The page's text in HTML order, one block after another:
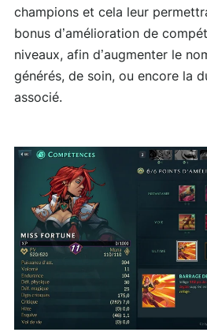
champions et cela leur
bonus d’amélioration de
niveaux, afin d’augmenter le
générés, de soin, ou encore la
associé.